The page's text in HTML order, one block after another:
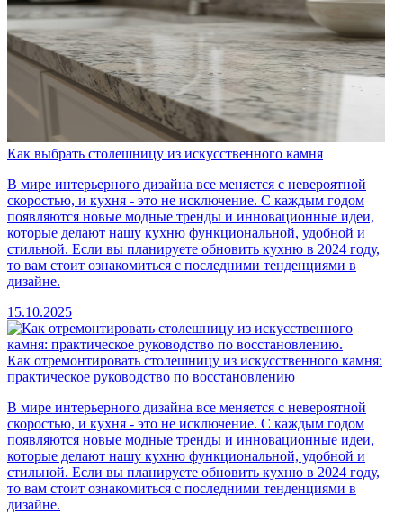
Как выбрать столешницу из искусственного камня
В мире интерьерного дизайна все меняется с невероятной
скоростью, и кухня - это не исключение. С каждым годом
появляются новые модные тренды и инновационные идеи,
которые делают нашу кухню функциональной, удобной и
стильной. Если вы планируете обновить кухню в 2024 году,
то вам стоит ознакомиться с последними тенденциями в
дизайне.
15.10.2025
Как отремонтировать столешницу из искусственного камня:
практическое руководство по восстановлению
В мире интерьерного дизайна все меняется с невероятной
скоростью, и кухня - это не исключение. С каждым годом
появляются новые модные тренды и инновационные идеи,
которые делают нашу кухню функциональной, удобной и
стильной. Если вы планируете обновить кухню в 2024 году,
то вам стоит ознакомиться с последними тенденциями в
дизайне.